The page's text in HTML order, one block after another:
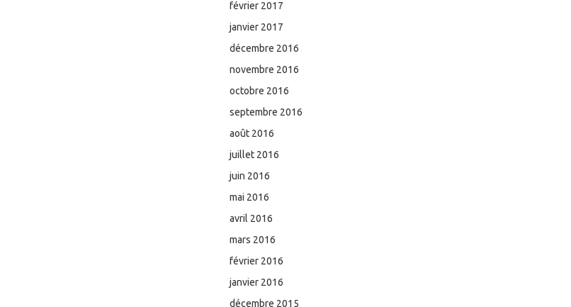
février 2017
janvier 2017
décembre 2016
novembre 2016
octobre 2016
septembre 2016
août 2016
juillet 2016
juin 2016
mai 2016
avril 2016
mars 2016
février 2016
janvier 2016
décembre 2015